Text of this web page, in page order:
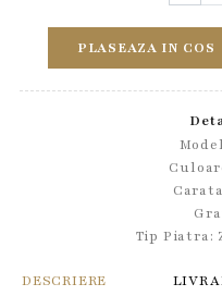
PLASEAZA IN COS
Tip Piatra:
DESCRIERE